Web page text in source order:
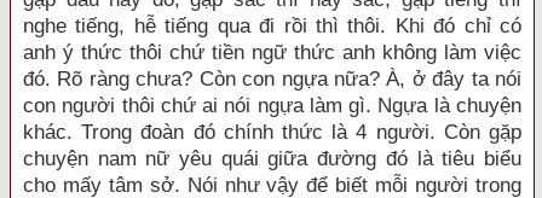
nghe tiếng, hễ tiếng qua đi rồi thì thôi. Khi đó chỉ có
anh ý thức thôi chứ tiền ngữ thức anh không làm việc
đó. Rõ ràng chưa? Còn con ngựa nữa? À, ở đây ta nói
con người thôi chứ ai nói ngựa làm gì. Ngựa là chuyện
khác. Trong đoàn đó chính thức là 4 người. Còn gặp
chuyện nam nữ yêu quái giữa đường đó là tiêu biểu
cho mấy tâm sở. Nói như vậy để biết mỗi người trong